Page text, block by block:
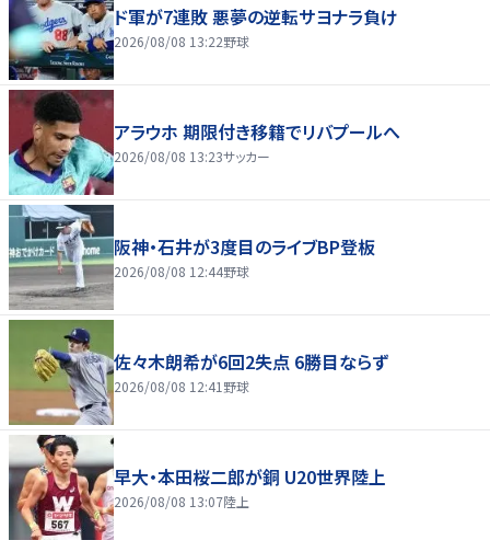
ド軍が7連敗 悪夢の逆転サヨナラ負け
2026/08/08 13:22野球
アラウホ 期限付き移籍でリバプールへ
2026/08/08 13:23サッカー
阪神・石井が3度目のライブBP登板
2026/08/08 12:44野球
佐々木朗希が6回2失点 6勝目ならず
2026/08/08 12:41 野球
早大・本田桜二郎が銅 U20世界陸上
2026/08/08 13:07陸上